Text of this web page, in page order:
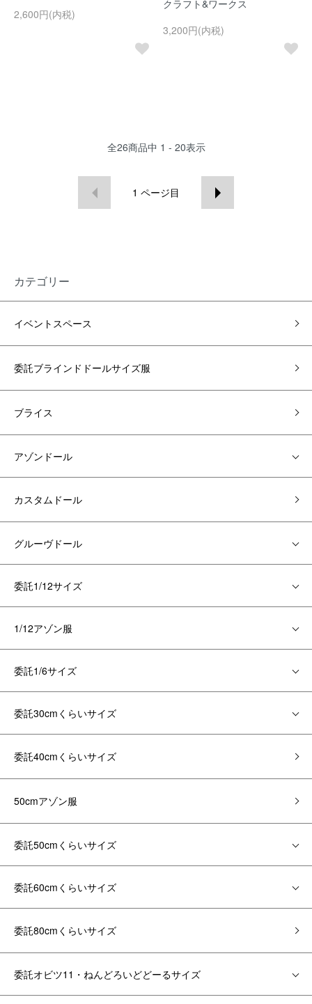
2,600円(内税)
クラフト&ワークス
3,200円(内税)
全26商品中 1 - 20表示
1 ページ目
カテゴリー
イベントスペース
委託ブラインドドールサイズ服
ブライス
アゾンドール
カスタムドール
グルーヴドール
委託1/12サイズ
1/12アゾン服
委託1/6サイズ
委託30cmくらいサイズ
委託40cmくらいサイズ
50cmアゾン服
委託50cmくらいサイズ
委託60cmくらいサイズ
委託80cmくらいサイズ
委託オビツ11・ねんどろいどどーるサイズ